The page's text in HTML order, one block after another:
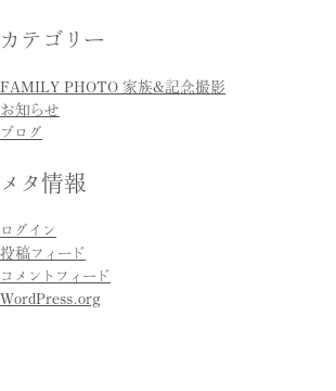
カテゴリー
FAMILY PHOTO 家族&記念撮影
お知らせ
ブログ
メタ情報
ログイン
投稿フィード
コメントフィード
WordPress.org